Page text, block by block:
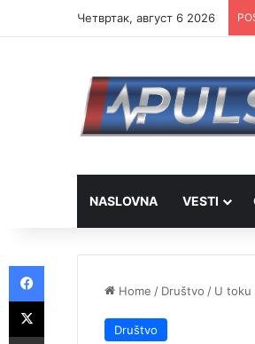
Четвртак, август 6 2026
NASLOVNA VESTI
Home / Društvo / U toku
Društvo
Facebook
X
Share via Email